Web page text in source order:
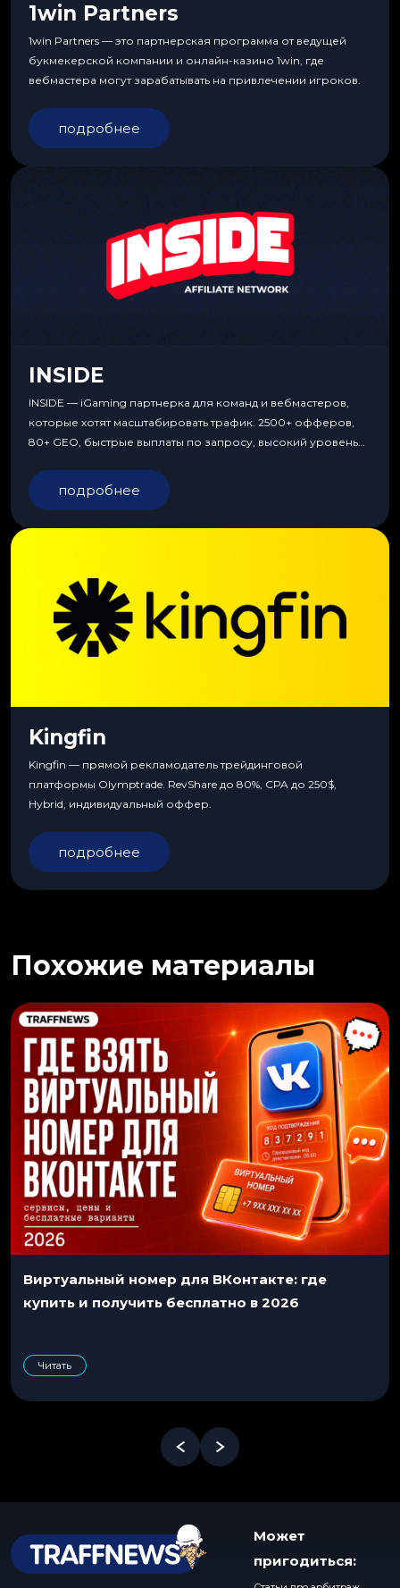
1win Partners
1win Partners — это партнерская программа от ведущей
букмекерской компании и онлайн-казино 1win, где
вебмастера могут зарабатывать на привлечении игроков.
подробнее
INSIDE
INSIDE — iGaming партнерка для команд и вебмастеров,
которые хотят масштабировать трафик. 2500+ офферов,
80+ GEO, быстрые выплаты по запросу, высокий уровень
подробнее
Kingfin
Kingfin — прямой рекламодатель трейдинговой
платформы Olymptrade. RevShare до 80%, CPA до 250$,
Hybrid, индивидуальный оффер.
подробнее
Похожие материалы
Виртуальный номер для ВКонтакте: где
купить и получить бесплатно в 2026
Читать
Может
пригодиться: